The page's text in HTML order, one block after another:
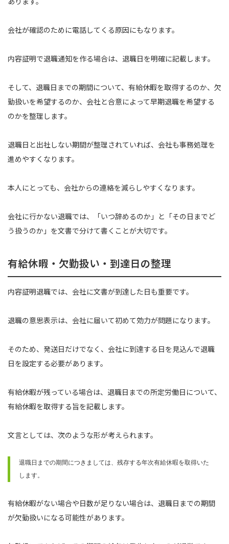
会社が確認のために電話してくる原因にもなります。
内容証明で退職通知を作る場合は、退職日を明確に記載します。
そして、退職日までの期間について、有給休暇を取得するのか、欠
勤扱いを希望するのか、会社と合意によって早期退職を希望する
のかを整理します。
退職日と出社しない期間が整理されていれば、会社も事務処理を
進めやすくなります。
本人にとっても、会社からの連絡を減らしやすくなります。
会社に行かない退職では、「いつ辞めるのか」と「その日までど
う扱うのか」を文書で分けて書くことが大切です。
有給休暇・欠勤扱い・到達日の整理
内容証明退職では、会社に文書が到達した日も重要です。
退職の意思表示は、会社に届いて初めて効力が問題になります。
そのため、発送日だけでなく、会社に到達する日を見込んで退職
日を設定する必要があります。
有給休暇が残っている場合は、退職日までの所定労働日について、
有給休暇を取得する旨を記載します。
文言としては、次のような形が考えられます。
退職日までの期間につきましては、残存する年次有給休暇を取得いた
します。
有給休暇がない場合や日数が足りない場合は、退職日までの期間
が欠勤扱いになる可能性があります。